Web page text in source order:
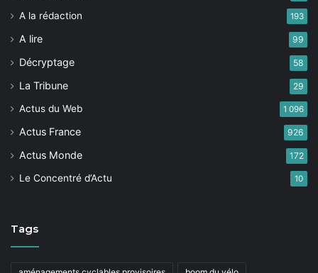
A la rédaction 193
A lire 99
Décryptage 58
La Tribune 29
Actus du Web 1 096
Actus France 926
Actus Monde 172
Le Concentré d’Actu 10
Tags